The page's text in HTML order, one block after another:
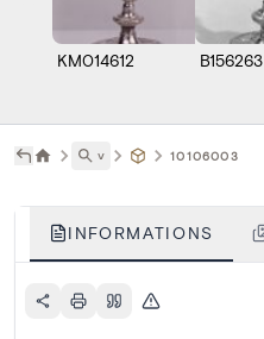
KM014612 B156263
˅ 10106003
INFORMATIONS